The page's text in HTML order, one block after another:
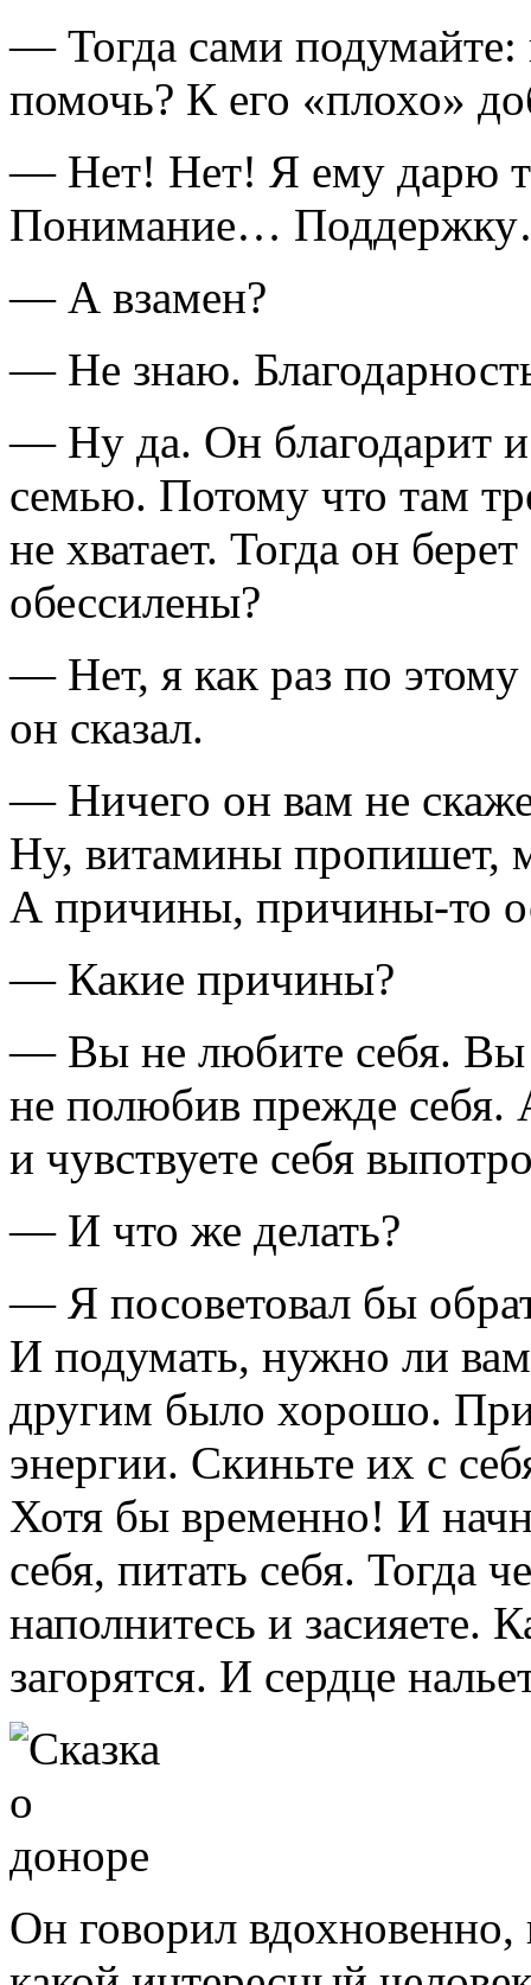
— Тогда сами
помочь? К его «плохо»
— Нет! Нет! Я ему дарю
Понимание…
— А взамен?
— Не знаю.
— Ну да. Он благодарит и
семью. Потому что там
не хватает. Тогда он
обессилены?
— Нет, я как раз по
он сказал.
— Ничего он вам не
Ну, витамины пропишет,
А причины, причины-то
— Какие причины?
— Вы не любите себя. Вы
не полюбив прежде себя.
и чувствуете себя
— И что же делать?
— Я посоветовал бы
И подумать, нужно ли
другим было хорошо.
энергии. Скиньте их с
Хотя бы временно! И
себя, питать себя. Тогда
наполнитесь и засияете.
загорятся. И сердце
Он говорил вдохновенно,